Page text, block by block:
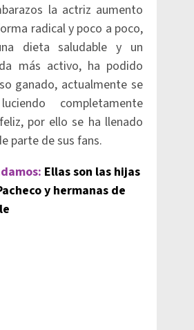
la actriz aumento
radical y poco a poco,
dieta saludable y un
más activo, ha podido
ganado, actualmente se
completamente
por ello se ha llenado
parte de sus fans.
Ellas son las hijas
y hermanas de